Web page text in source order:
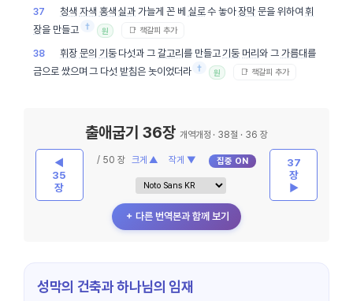
37 청색 자색 홍색 실과 가늘게 꼰 베 실로 수 놓아 장막 문을 위하여휘
장을 만들고 † 원 📑 책갈피 추가
38 휘장 문의 기둥다섯과 그갈고리 를 만들고기둥 머리와 그 가름대를
금으로 쌌으며 그 다섯 받침은 놋이었더라 † 원 📑 책갈피 추가
◀
35
장
출애굽기 36장 개역개정 · 38절 · 36 장
/ 50 장 크게 ▲ 작게 ▼ 집중 ON
＋ 다른 번역본과 함께 보기
37
장
▶
성막의 건축과 하나님의 임재